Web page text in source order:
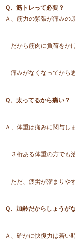
Ｑ、筋トレって必要？
Ａ、筋力の緊張が痛みの原
だから筋肉に負荷をか
痛みがなくなってから
Ｑ、太ってるから痛い？
Ａ、体重は痛みに関与し
３桁ある体重の方でも
ただ、疲労が溜まりや
Ｑ、加齢だからしょうが
Ａ、確かに快復力は若い